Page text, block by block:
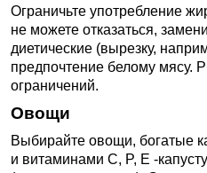
Ограничьте употребление
не можете отказаться,
диетические (вырезку,
предпочтение белому мясу.
ограничений.
Овощи
Выбирайте овощи, богатые
и витаминами C, P, E -